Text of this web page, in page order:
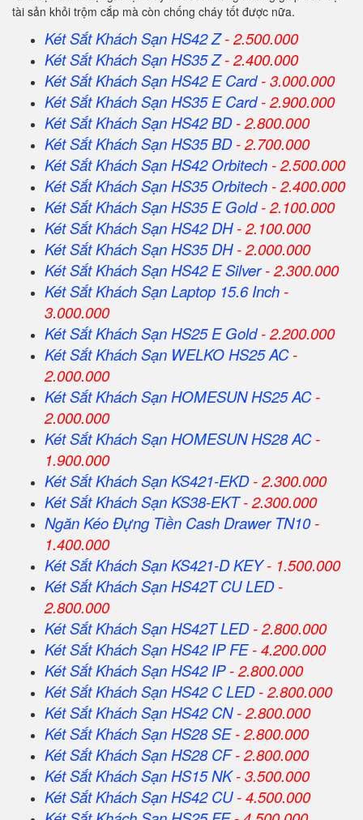
tài sản khỏi trộm cắp mà còn chống cháy tốt được nữa.
Két Sắt Khách Sạn HS42 Z- 2.500.000
Két Sắt Khách Sạn HS35 Z- 2.400.000
Két Sắt Khách Sạn HS42 E Card- 3.000.000
Két Sắt Khách Sạn HS35 E Card- 2.900.000
Két Sắt Khách Sạn HS42 BD- 2.800.000
Két Sắt Khách Sạn HS35 BD- 2.700.000
Két Sắt Khách Sạn HS42 Orbitech - 2.500.000
Két Sắt Khách Sạn HS35 Orbitech - 2.400.000
Két Sắt Khách Sạn HS35 E Gold- 2.100.000
Két Sắt Khách Sạn HS42 DH- 2.100.000
Két Sắt Khách Sạn HS35 DH- 2.000.000
Két Sắt Khách Sạn HS42 E Silver- 2.300.000
Két Sắt Khách Sạn Laptop 15.6 Inch -
3.000.000
Két Sắt Khách Sạn HS25 E Gold- 2.200.000
Két Sắt Khách Sạn WELKO HS25 AC-
2.000.000
Két Sắt Khách Sạn HOMESUN HS25 AC-
2.000.000
Két Sắt Khách Sạn HOMESUN HS28 AC-
1.900.000
Két Sắt Khách Sạn KS421-EKD- 2.300.000
Két Sắt Khách Sạn KS38-EKT- 2.300.000
Ngăn Kéo Đựng Tiền Cash Drawer TN10-
1.400.000
Két Sắt Khách Sạn KS421-D KEY- 1.500.000
Két Sắt Khách Sạn HS42T CU LED-
2.800.000
Két Sắt Khách Sạn HS42T LED- 2.800.000
Két Sắt Khách Sạn HS42 IP FE- 4.200.000
Két Sắt Khách Sạn HS42 IP- 2.800.000
Két Sắt Khách Sạn HS42 C LED- 2.800.000
Két Sắt Khách Sạn HS42 CN- 2.800.000
Két Sắt Khách Sạn HS28 SE- 2.800.000
Két Sắt Khách Sạn HS28 CF- 2.800.000
Két Sắt Khách Sạn HS15 NK- 3.500.000
Két Sắt Khách Sạn HS42 CU- 4.500.000